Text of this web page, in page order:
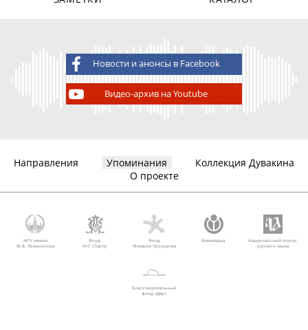
Новости и анонсы в Facebook
Видео-архив на Youtube
Направления Упоминания
Коллекция Дувакина
О проекте
МГУ имени
М.В. Ломоносова
Фонд
AVC Charity
Фонд
Михаила Прохорова
Викимедиа
Национальный корпус
русского языка
Благотворительный
фонд «Дар»